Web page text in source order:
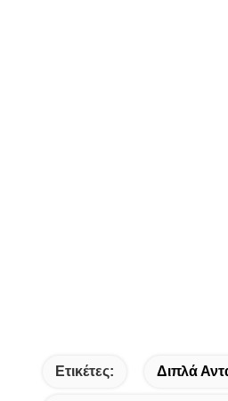
Ετικέτες: Διπλά